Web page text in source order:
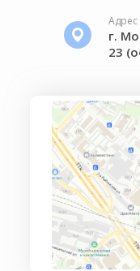
Адрес
г.
23